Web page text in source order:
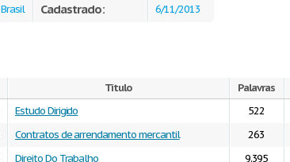
Brasil Cadastrado: 6/11/2013
Título Palavras
Estudo Dirigido 522
Contratos de arrendamento mercantil 263
Direito Do Trabalho 9.395